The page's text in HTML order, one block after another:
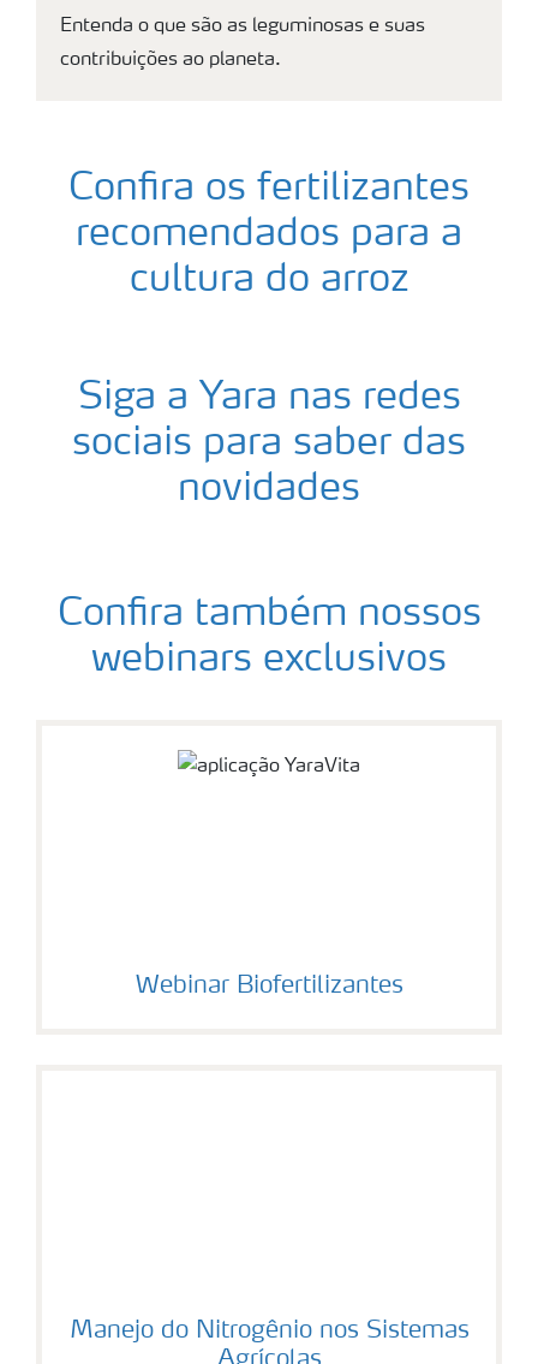
Entenda o que são as leguminosas e suas
contribuições ao planeta.
Confira os fertilizantes
recomendados para a
cultura do arroz
Siga a Yara nas redes
sociais para saber das
novidades
Confira também nossos
webinars exclusivos
Webinar Biofertilizantes
Manejo do Nitrogênio nos Sistemas